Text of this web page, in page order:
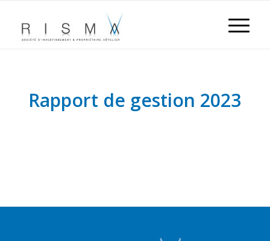
Rapport de gestion 2023